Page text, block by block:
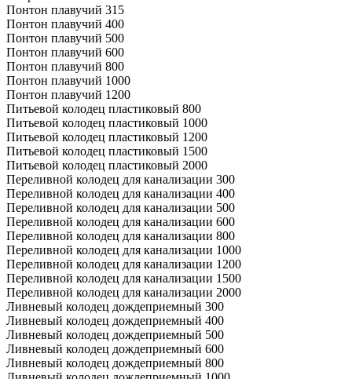
Понтон плавучий 315
Понтон плавучий 400
Понтон плавучий 500
Понтон плавучий 600
Понтон плавучий 800
Понтон плавучий 1000
Понтон плавучий 1200
Питьевой колодец пластиковый 800
Питьевой колодец пластиковый 1000
Питьевой колодец пластиковый 1200
Питьевой колодец пластиковый 1500
Питьевой колодец пластиковый 2000
Переливной колодец для канализации 300
Переливной колодец для канализации 400
Переливной колодец для канализации 500
Переливной колодец для канализации 600
Переливной колодец для канализации 800
Переливной колодец для канализации 1000
Переливной колодец для канализации 1200
Переливной колодец для канализации 1500
Переливной колодец для канализации 2000
Ливневый колодец дождеприемный 300
Ливневый колодец дождеприемный 400
Ливневый колодец дождеприемный 500
Ливневый колодец дождеприемный 600
Ливневый колодец дождеприемный 800